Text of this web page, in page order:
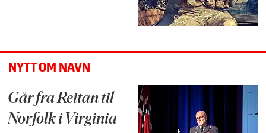
NYTT OM NAVN
Går fra Reitan til
Norfolk i Virginia